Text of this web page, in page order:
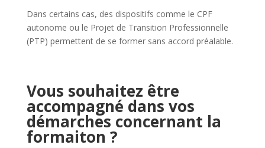
Dans certains cas, des dispositifs comme le CPF
autonome ou le Projet de Transition Professionnelle
(PTP) permettent de se former sans accord préalable.
Vous souhaitez être
accompagné dans vos
démarches concernant la
formaiton ?